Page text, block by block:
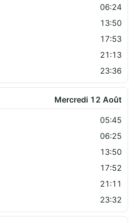
06:24
13:50
17:53
21:13
23:36
Mercredi 12 Août
05:45
06:25
13:50
17:52
21:11
23:32